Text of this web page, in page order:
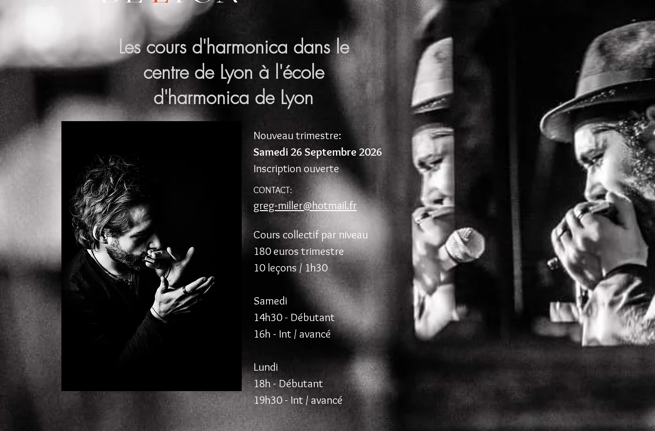
Les cours d'harmonica dans le
centre de Lyon à l'école
d'harmonica de Lyon
Nouveau trimestre:
Samedi 26 Septembre 2026
Inscription ouverte
Cours collectif par niveau
180 euros trimestre
10 leçons / 1h30
Samedi
14h30 - Débutant
16h - Int / avancé
Lundi
18h - Débutant
19h30 - Int / avancé
CONTACT:
greg-miller@hotmail.fr